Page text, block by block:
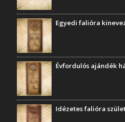
Egyedi falióra
Évfordulós ajándék
Idézetes falióra